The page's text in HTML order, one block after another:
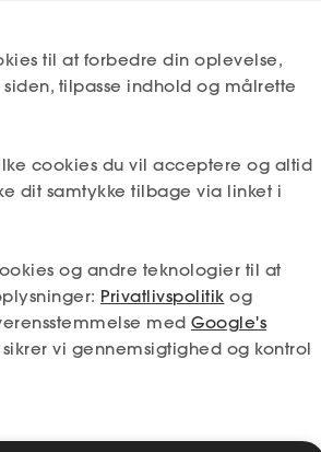
svar
Virksomhedsjura
værende grønne, er det
reglerne i
Det kræver blandt
dokumentere, at
Ellers kan der
produkter og tiltag
til at forbedre din oplevelse,
tilpasse indhold og målrette
cookies du vil acceptere og altid
dit samtykke tilbage via linket i
og andre teknologier til at
Privatlivspolitik og
med Google's
sikrer vi gennemsigtighed og kontrol